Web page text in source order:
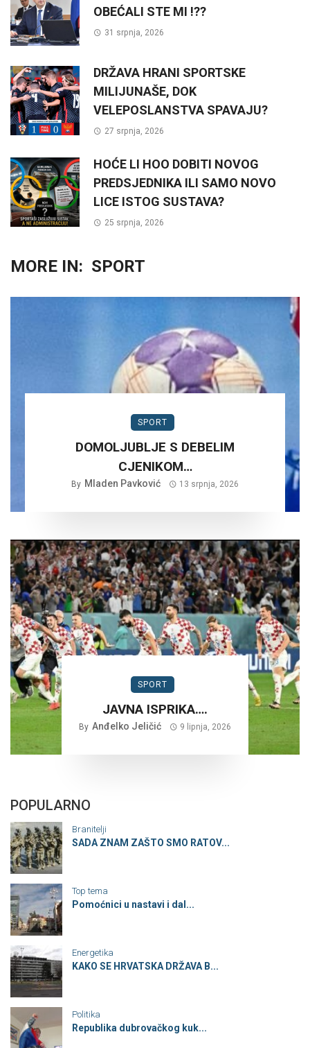
OBEĆALI STE MI !??
31 srpnja, 2026
DRŽAVA HRANI SPORTSKE
MILIJUNAŠE, DOK
VELEPOSLANSTVA SPAVAJU?
27 srpnja, 2026
HOĆE LI HOO DOBITI NOVOG
PREDSJEDNIKA ILI SAMO NOVO
LICE ISTOG SUSTAVA?
25 srpnja, 2026
MORE IN: SPORT
SPORT
DOMOLJUBLJE S DEBELIM
CJENIKOM…
By Mladen Pavković 13 srpnja, 2026
SPORT
JAVNA ISPRIKA….
By Anđelko Jeličić 9 lipnja, 2026
POPULARNO
Branitelji
SADA ZNAM ZAŠTO SMO RATOV...
Top tema
Pomoćnici u nastavi i dal...
Energetika
KAKO SE HRVATSKA DRŽAVA B...
Politika
Republika dubrovačkog kuk...